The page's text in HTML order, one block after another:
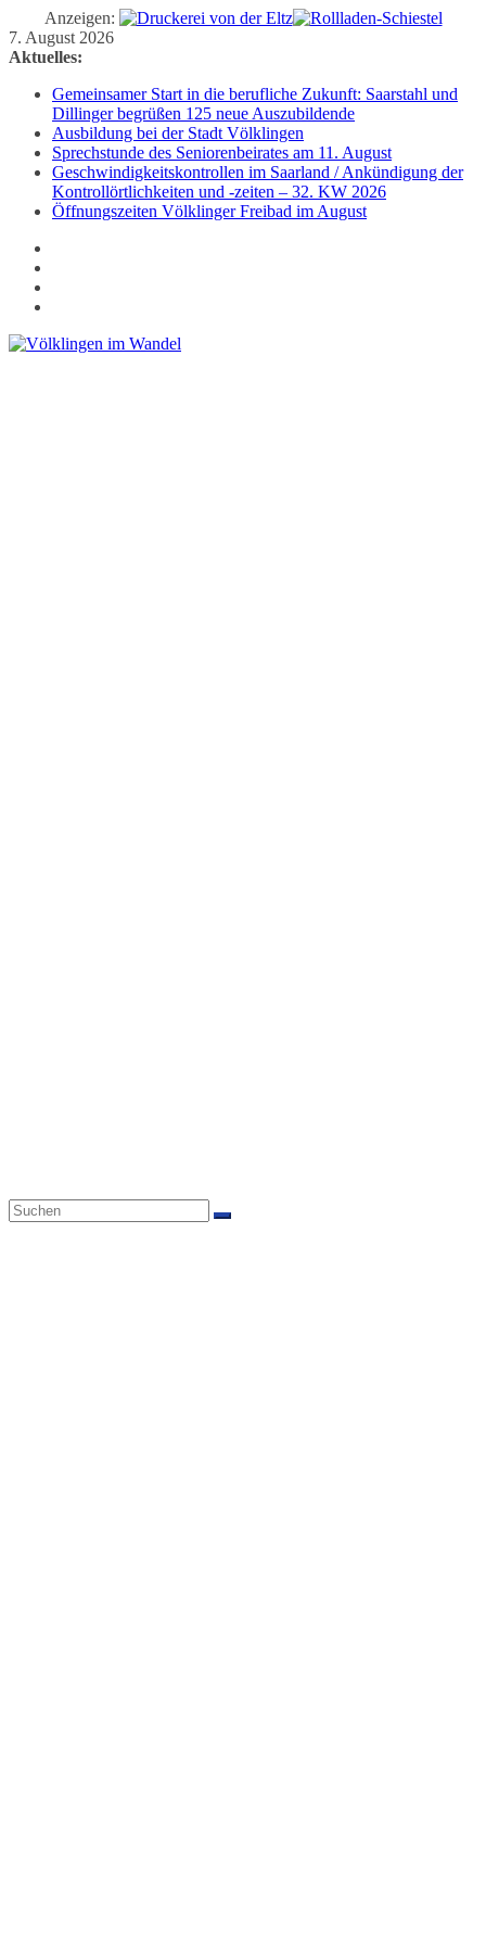
Anzeigen:
Zum
Inhalt
7. August 2026
Aktuelles:
Gemeinsamer Start in die berufliche Zukunft: Saarstahl und
Dillinger begrüßen 125 neue Auszubildende
Ausbildung bei der Stadt Völklingen
Sprechstunde des Seniorenbeirates am 11. August
Geschwindigkeitskontrollen im Saarland / Ankündigung der
Kontrollörtlichkeiten und -zeiten – 32. KW 2026
Öffnungszeiten Völklinger Freibad im August